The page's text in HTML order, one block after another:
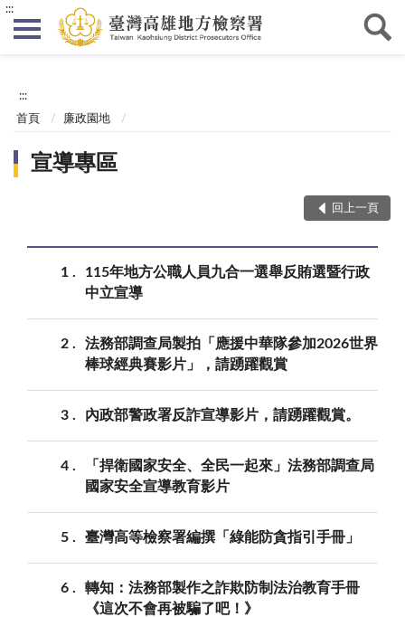
:::
:::
首頁 廉政園地
宣導專區
回上一頁
1
115年地方公職人員九合一選舉反賄選暨行政
中立宣導
2
法務部調查局製拍「應援中華隊參加2026世界
棒球經典賽影片」，請踴躍觀賞
3 內政部警政署反詐宣導影片，請踴躍觀賞。
4
「捍衛國家安全、全民一起來」法務部調查局
國家安全宣導教育影片
5 臺灣高等檢察署編撰「綠能防貪指引手冊」
6
轉知：法務部製作之詐欺防制法治教育手冊
《這次不會再被騙了吧！》